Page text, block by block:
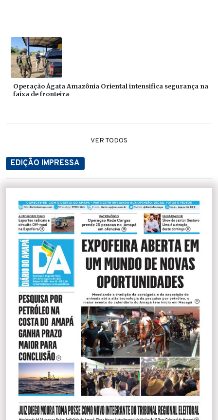
Operação Ágata Amazônia Oriental intensifica segurança na
faixa de fronteira
VER TODOS
EDIÇÃO IMPRESSA